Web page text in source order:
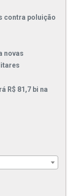
contra poluição
novas
R$ 81,7 bi na